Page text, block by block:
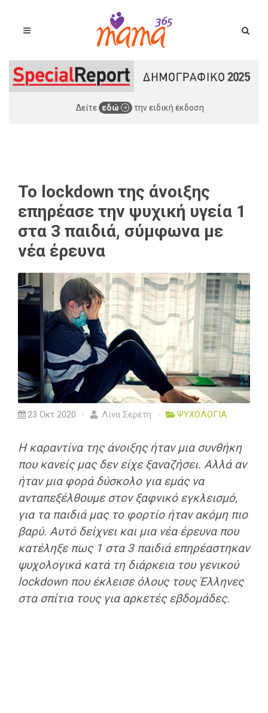
Δείτε εδώ την ειδική έκδοση
Το lockdown της άνοιξης
επηρέασε την ψυχική υγεία 1
στα 3 παιδιά, σύμφωνα με
νέα έρευνα
23 Οκτ 2020 Λίνα Σερέτη ΨΥΧΟΛΟΓΙΑ
Η καραντίνα της άνοιξης ήταν μια συνθήκη
που κανείς μας δεν είχε ξαναζήσει. Αλλά αν
ήταν μια φορά δύσκολο για εμάς να
ανταπεξέλθουμε στον ξαφνικό εγκλεισμό,
για τα παιδιά μας το φορτίο ήταν ακόμη πιο
βαρύ. Αυτό δείχνει και μια νέα έρευνα που
κατέληξε πως 1 στα 3 παιδιά επηρέαστηκαν
ψυχολογικά κατά τη διάρκεια του γενικού
lockdown που έκλεισε όλους τους Έλληνες
στα σπίτια τους για αρκετές εβδομάδες.